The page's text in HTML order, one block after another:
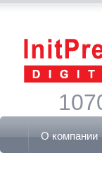
О компании